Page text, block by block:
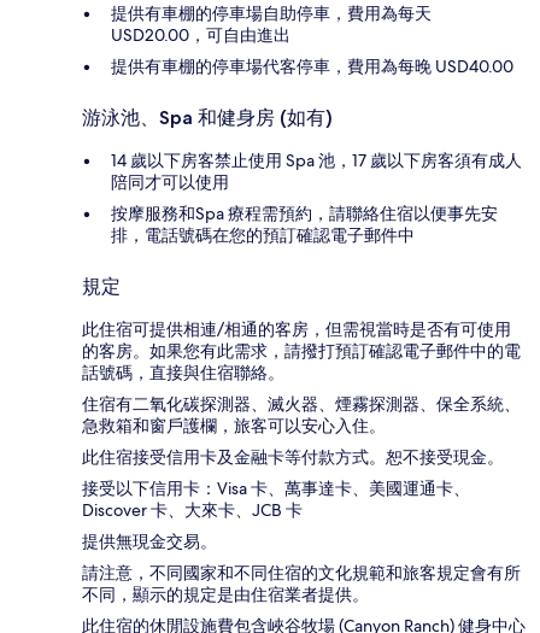
提供有車棚的停車場自助停車，費用為每天
USD20.00，可自由進出
提供有車棚的停車場代客停車，費用為每晚 USD40.00
游泳池、Spa 和健身房 (如有)
14 歲以下房客禁止使用 Spa 池，17 歲以下房客須有成人
陪同才可以使用
按摩服務和Spa 療程需預約，請聯絡住宿以便事先安
排，電話號碼在您的預訂確認電子郵件中
規定
此住宿可提供相連/相通的客房，但需視當時是否有可使用
的客房。如果您有此需求，請撥打預訂確認電子郵件中的電
話號碼，直接與住宿聯絡。
住宿有二氧化碳探測器、滅火器、煙霧探測器、保全系統、
急救箱和窗戶護欄，旅客可以安心入住。
此住宿接受信用卡及金融卡等付款方式。恕不接受現金。
接受以下信用卡：Visa 卡、萬事達卡、美國運通卡、
Discover 卡、大來卡、JCB 卡
提供無現金交易。
請注意，不同國家和不同住宿的文化規範和旅客規定會有所
不同，顯示的規定是由住宿業者提供。
此住宿的休閒設施費包含峽谷牧場 (Canyon Ranch) 健身中心